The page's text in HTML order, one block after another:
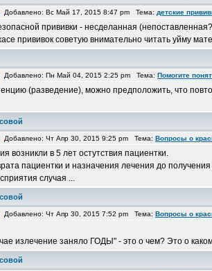
Добавлено: Вс Май 17, 2015 8:47 pm Тема: детские
прививки - несделанная
прививок советую внимательно читать уйму
Добавлено: Пн Май 04, 2015 2:25 pm Тема: Помогите
(разведение), можно предположить, что
Добавлено: Чт Апр 30, 2015 9:25 pm Тема: Вопросы о
возникли в 5 лет остутствия пациентки.
пациентки и назначения лечения до получения
случая ...
Добавлено: Чт Апр 30, 2015 7:52 pm Тема: Вопросы о
излечение заняло ГОДЫ" - это о чем? Это о